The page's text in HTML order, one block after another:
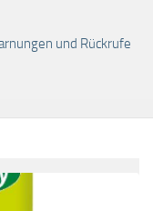
und Rückrufe